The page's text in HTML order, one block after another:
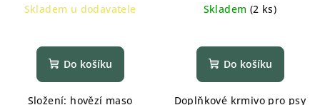
cena:
Skladem u dodavatele
Do košíku
Složení: hovězí maso
cena:
Skladem (2 ks)
Do košíku
Doplňkové krmivo pro psy